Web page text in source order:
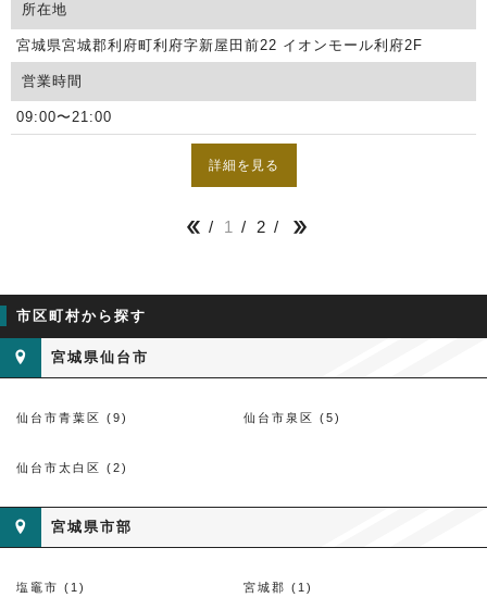
所在地
宮城県宮城郡利府町利府字新屋田前22 イオンモール利府2F
営業時間
09:00〜21:00
詳細を見る
 1 2 
市区町村から探す
宮城県仙台市
仙台市青葉区 (9) 仙台市泉区 (5)
仙台市太白区 (2)
宮城県市部
塩竈市 (1) 宮城郡 (1)